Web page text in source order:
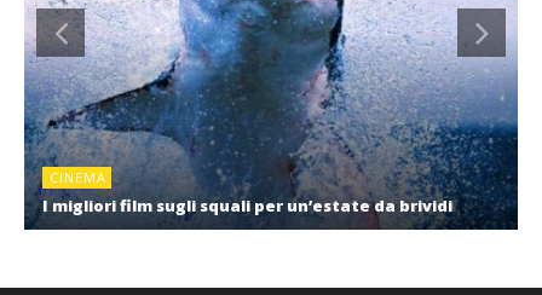
CINEMA
I migliori film sugli squali per un’estate da brividi